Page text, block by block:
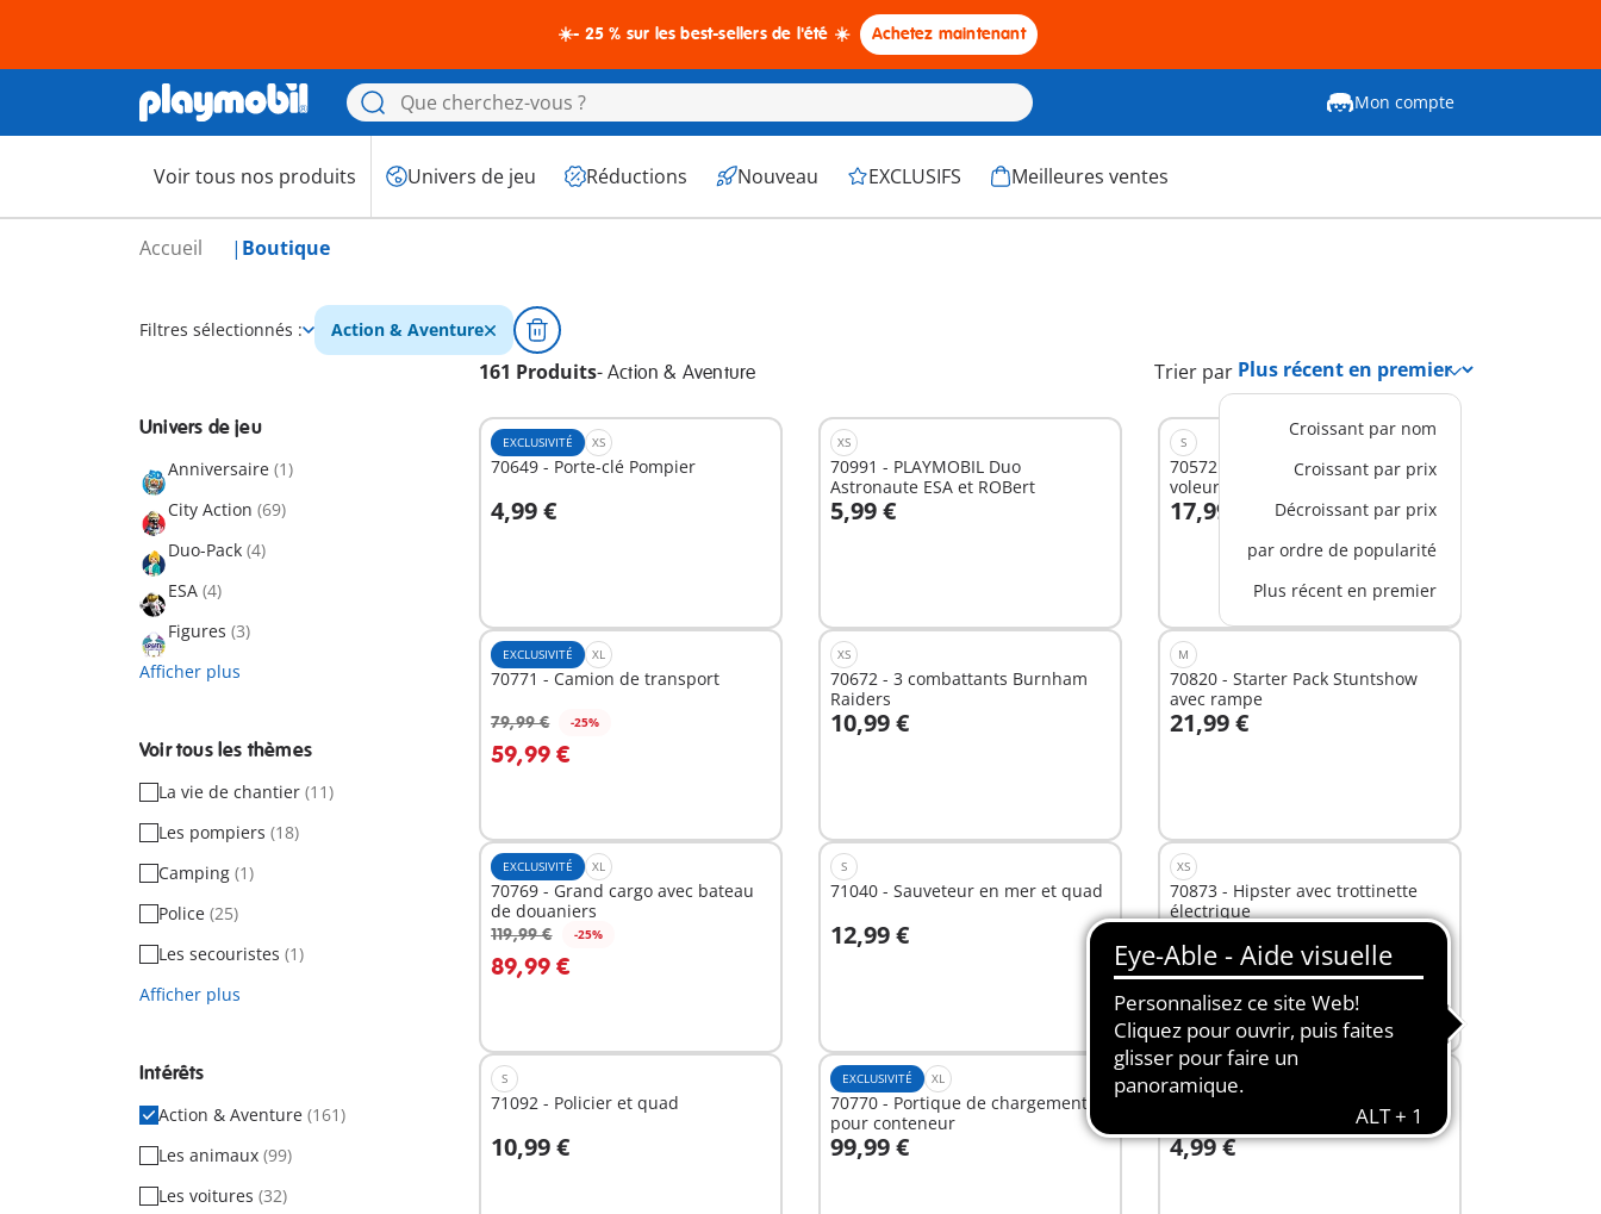
☀️- 25 % sur les best-sellers de l'été ☀️ Achetez maintenant
Mon compte
Voir tous nos produits Univers de jeu Réductions Nouveau EXCLUSIFS Meilleures ventes
Accueil Boutique
Filtres sélectionnés : Action & Aventure
161 Produits- Action & Aventure Trier par
Croissant par nom
Croissant par prix
Décroissant par prix
par ordre de popularité
Plus récent en premier
Univers de jeu
Anniversaire (1)
City Action (69)
Duo-Pack (4)
ESA (4)
Figures (3)
Afficher plus
Voir tous les thèmes
La vie de chantier (11)
Les pompiers (18)
Camping (1)
Police (25)
Les secouristes (1)
Afficher plus
Intérêts
Action & Aventure (161)
Les animaux (99)
Les voitures (32)
EXCLUSIVITÉ XS
70649 - Porte-clé Pompier
4,99 €
Au panier
XS
70991 - PLAYMOBIL Duo
Astronaute ESA et ROBert
5,99 €
S
70572 - Policier avec moto et
voleur
17,99 €
Au panier
EXCLUSIVITÉ XL
70771 - Camion de transport
79,99 € -25%
59,99 €
XS
70672 - 3 combattants Burnham
Raiders
10,99 €
Au panier
M
70820 - Starter Pack Stuntshow
avec rampe
21,99 €
EXCLUSIVITÉ XL
70769 - Grand cargo avec bateau
de douaniers
119,99 € -25%
89,99 €
S
71040 - Sauveteur en mer et quad
12,99 €
Au panier
XS
70873 - Hipster avec trottinette
électrique
Non
disponible
S
71092 - Policier et quad
10,99 €
Au panier
EXCLUSIVITÉ XL
70770 - Portique de chargement
pour conteneur
99,99 €
Au panier
XS
71171 - Danseuse classique
4,99 €